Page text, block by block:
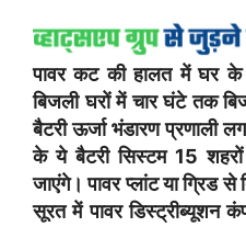
पावर कट की हालत में घर के
बिजली घरों में चार घंटे तक
बैटरी ऊर्जा भंडारण प्रणाली
के ये बैटरी सिस्टम 15
जाएंगे। पावर प्लांट या ग्रिड से
सूरत में पावर डिस्ट्रीब्यूशन